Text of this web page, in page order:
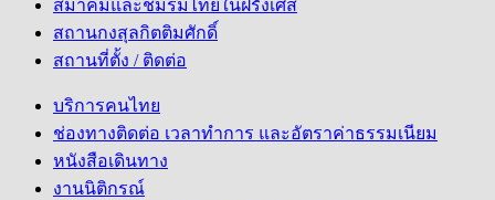
สมาคมและชมรมไทยในฝรั่งเศส
สถานกงสุลกิตติมศักดิ์
สถานที่ตั้ง / ติดต่อ
บริการคนไทย
ช่องทางติดต่อ เวลาทำการ และอัตราค่าธรรมเนียม
หนังสือเดินทาง
งานนิติกรณ์